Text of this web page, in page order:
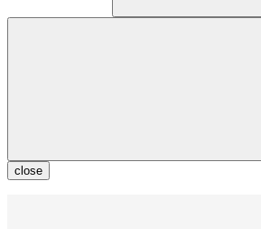
close